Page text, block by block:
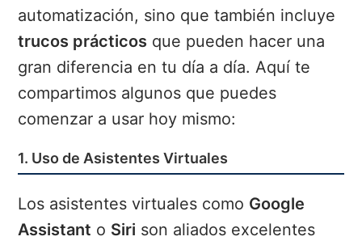
automatización, sino que también incluye
trucos prácticos que pueden hacer una
gran diferencia en tu día a día. Aquí te
compartimos algunos que puedes
comenzar a usar hoy mismo:
1. Uso de Asistentes Virtuales
Los asistentes virtuales como Google
Assistant o Siri son aliados excelentes